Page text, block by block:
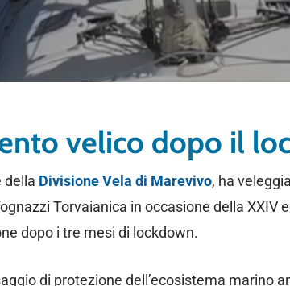
velico dopo il
della Divisione Vela di Marevivo, ha
Torvaianica in occasione della XXIV
dopo i tre mesi di lockdown.
di protezione dell’ecosistema marino